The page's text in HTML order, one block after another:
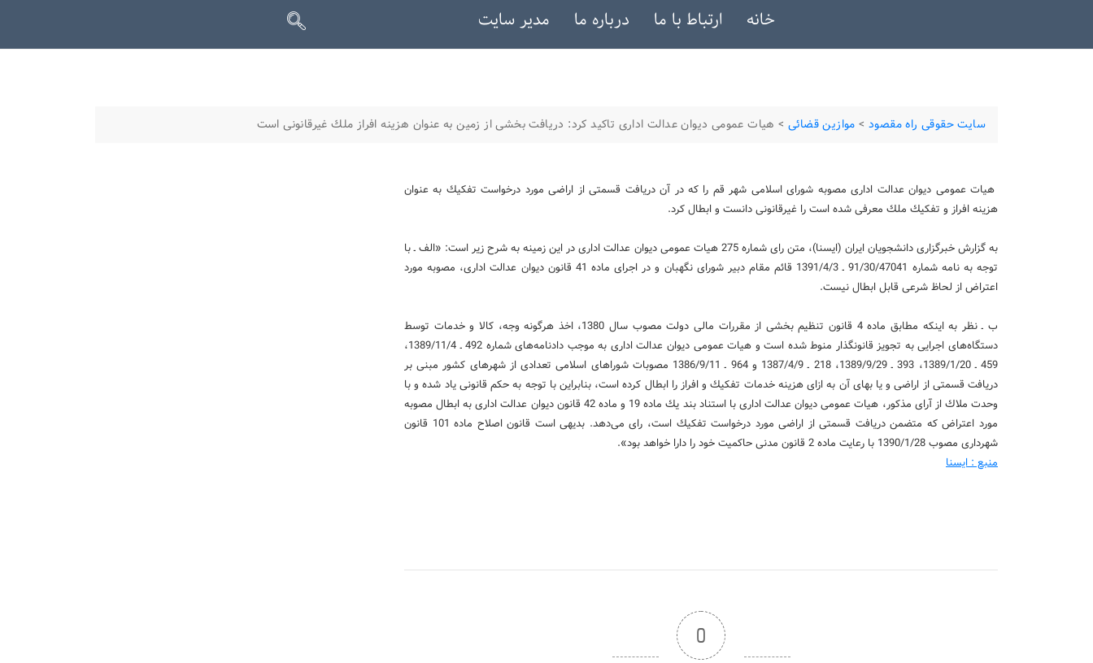
خانه ارتباط با ما درباره ما مدیر سایت
سایت حقوقی راه مقصود > موازین قضائی > هیات عمومی دیوان عدالت اداری تاكید كرد: دریافت بخشی از زمین به عنوان هزینه افراز ملك غیرقانونی است
هیات عمومی دیوان عدالت اداری مصوبه شورای اسلامی شهر قم را كه در آن دریافت قسمتی از اراضی مورد درخواست تفكیك به عنوان
هزینه افراز و تفكیك ملك معرفی شده است را غیرقانونی دانست و ابطال كرد.
به گزارش خبرگزاری دانشجویان ایران (ایسنا)، متن رای شماره 275 هیات عمومی دیوان عدالت اداری در این زمینه به شرح زیر است: «الف ـ با
توجه به نامه شماره 91/30/47041 ـ 1391/4/3 قائم مقام دبیر شورای نگهبان و در اجرای ماده 41 قانون دیوان عدالت اداری، مصوبه مورد
اعتراض از لحاظ شرعی قابل ابطال نیست.
ب ـ نظر به اینكه مطابق ماده 4 قانون تنظیم بخشی از مقررات مالی دولت مصوب سال 1380، اخذ هرگونه وجه، كالا و خدمات توسط
دستگاه‌های اجرایی به تجویز قانونگذار منوط شده است و هیات عمومی دیوان عدالت اداری به موجب دادنامه‌های شماره 492 ـ 1389/11/4،
459 ـ 1389/1/20، 393 ـ 1389/9/29، 218 ـ 1387/4/9 و 964 ـ 1386/9/11 مصوبات شوراهای اسلامی تعدادی از شهرهای كشور مبنی بر
دریافت قسمتی از اراضی و یا بهای آن به ازای هزینه خدمات تفكیك و افراز را ابطال كرده است، بنابراین با توجه به حكم قانونی یاد شده و با
وحدت ملاك از آرای مذكور، هیات عمومی دیوان عدالت اداری با استناد بند یك ماده 19 و ماده 42 قانون دیوان عدالت اداری به ابطال مصوبه
مورد اعتراض كه متضمن دریافت قسمتی از اراضی مورد درخواست تفكیك است، رای می‌دهد. بدیهی است قانون اصلاح ماده 101 قانون
شهرداری مصوب 1390/1/28 با رعایت ماده 2 قانون مدنی حاكمیت خود را دارا خواهد بود».
منبع : ایسنا
0